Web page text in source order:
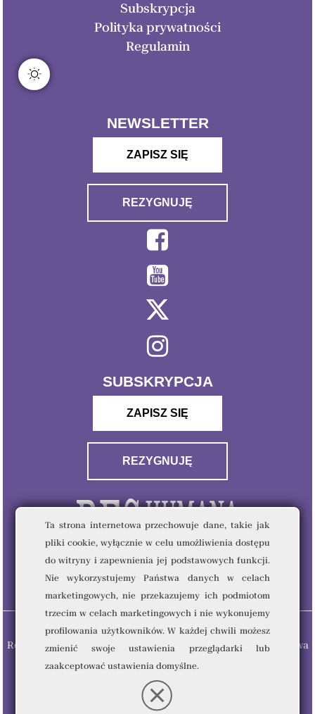
Subskrypcja
Polityka prywatności
Regulamin
NEWSLETTER
ZAPISZ SIĘ
REZYGNUJĘ
SUBSKRYPCJA
ZAPISZ SIĘ
REZYGNUJĘ
Res Humana & Quality Writing Sp. z o.o © 2023 - Wszelkie prawa
Ta strona internetowa przechowuje dane, takie jak
pliki cookie, wyłącznie w celu umożliwienia dostępu
do witryny i zapewnienia jej podstawowych funkcji.
Nie wykorzystujemy Państwa danych w celach
marketingowych, nie przekazujemy ich podmiotom
trzecim w celach marketingowych i nie wykonujemy
profilowania użytkowników. W każdej chwili możesz
zmienić swoje ustawienia przeglądarki lub
zaakceptować ustawienia domyślne.